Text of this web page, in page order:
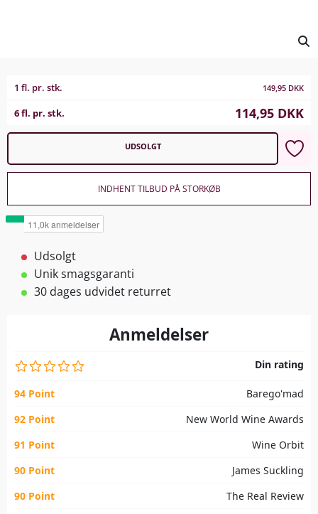
1 fl. pr. stk. 149,95 DKK
6 fl. pr. stk. 114,95 DKK
UDSOLGT
INDHENT TILBUD PÅ STORKØB
Udsolgt
Unik smagsgaranti
30 dages udvidet returret
Anmeldelser
Din rating
94 Point
Barego'mad
92 Point
New World Wine Awards
91 Point
Wine Orbit
90 Point
James Suckling
90 Point
The Real Review